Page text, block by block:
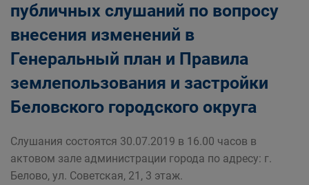
публичных слушаний по вопросу
внесения изменений в
Генеральный план и Правила
землепользования и застройки
Беловского городского округа
Слушания состоятся 30.07.2019 в 16.00 часов в
актовом зале администрации города по адресу: г.
Белово, ул. Советская, 21, 3 этаж.